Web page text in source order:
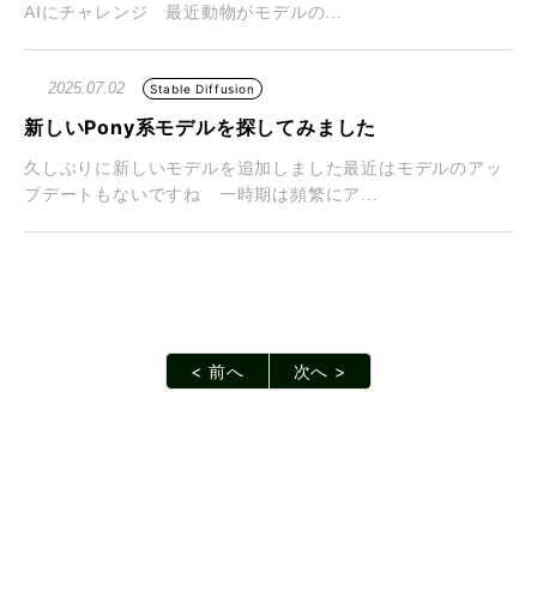
AIにチャレンジ 最近動物がモデルの...
2025.07.02 Stable Diffusion
新しいPony系モデルを探してみました
久しぶりに新しいモデルを追加しました最近はモデルのアッ
プデートもないですね 一時期は頻繁にア...
< 前へ 次へ >